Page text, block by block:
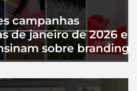
campanhas
de janeiro de 2026 e
sobre branding